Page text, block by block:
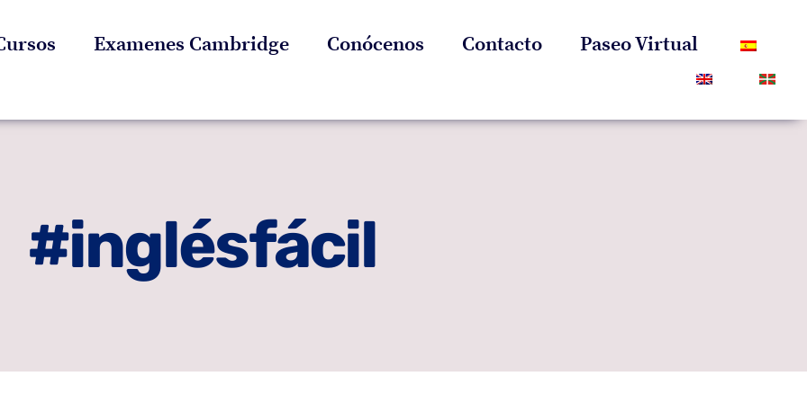
Examenes Cambridge Conócenos Contacto Paseo Virtual
#inglésfácil